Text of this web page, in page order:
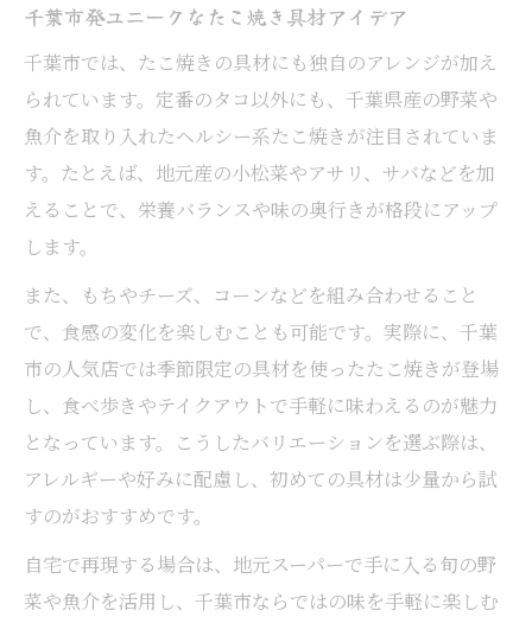
千葉市発ユニークなたこ焼き具材アイデア
千葉市では、たこ焼きの具材にも独自のアレンジが加え
られています。定番のタコ以外にも、千葉県産の野菜や
魚介を取り入れたヘルシー系たこ焼きが注目されていま
す。たとえば、地元産の小松菜やアサリ、サバなどを加
えることで、栄養バランスや味の奥行きが格段にアップ
します。
また、もちやチーズ、コーンなどを組み合わせること
で、食感の変化を楽しむことも可能です。実際に、千葉
市の人気店では季節限定の具材を使ったたこ焼きが登場
し、食べ歩きやテイクアウトで手軽に味わえるのが魅力
となっています。こうしたバリエーションを選ぶ際は、
アレルギーや好みに配慮し、初めての具材は少量から試
すのがおすすめです。
自宅で再現する場合は、地元スーパーで手に入る旬の野
菜や魚介を活用し、千葉市ならではの味を手軽に楽しむ